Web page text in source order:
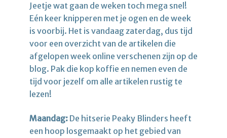
Jeetje wat gaan de weken toch mega snel!
Eén keer knipperen met je ogen en de week
is voorbij. Het is vandaag zaterdag, dus tijd
voor een overzicht van de artikelen die
afgelopen week online verschenen zijn op de
blog. Pak die kop koffie en nemen even de
tijd voor jezelf om alle artikelen rustig te
lezen!
Maandag: De hitserie Peaky Blinders heeft
een hoop losgemaakt op het gebied van